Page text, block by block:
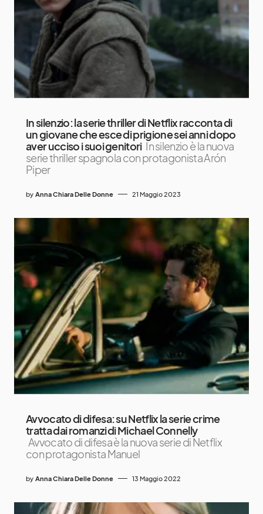
In silenzio: la serie thriller di Netflix racconta di
un giovane che esce di prigione sei anni dopo
aver ucciso i suoi genitori In silenzio è la nuova
serie thriller spagnola con protagonista Arón
Piper
by Anna Chiara Delle Donne 21 Maggio 2023
Avvocato di difesa: su Netflix la serie crime
tratta dai romanzi di Michael Connelly
Avvocato di difesa è la nuova serie di Netflix
con protagonista Manuel
by Anna Chiara Delle Donne 13 Maggio 2022